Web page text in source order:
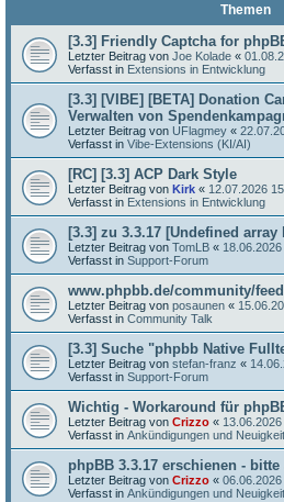
Themen
[3.3] Friendly Captcha for
Letzter Beitrag von Joe Kolade «
Verfasst in Extensions in Entwicklung
[3.3] [VIBE] [BETA] Donation
Verwalten von
Letzter Beitrag von UFlagmey «
Verfasst in Vibe-Extensions (KI/AI)
[RC] [3.3] ACP Dark Style
Letzter Beitrag von Kirk « 12.07.2026
Verfasst in Extensions in Entwicklung
[3.3] zu 3.3.17 [Undefined
Letzter Beitrag von TomLB «
Verfasst in Support-Forum
www.phpbb.de/community/feed
Letzter Beitrag von posaunen «
Verfasst in Community Talk
[3.3] Suche "phpbb Native
Letzter Beitrag von stefan-franz «
Verfasst in Support-Forum
Wichtig - Workaround für
Letzter Beitrag von Crizzo «
Verfasst in Ankündigungen und
phpBB 3.3.17 erschienen -
Letzter Beitrag von Crizzo «
Verfasst in Ankündigungen und